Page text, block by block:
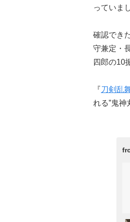
っていま
確認でき
守兼定・
四郎の10
『刀剣乱
れる”鬼神